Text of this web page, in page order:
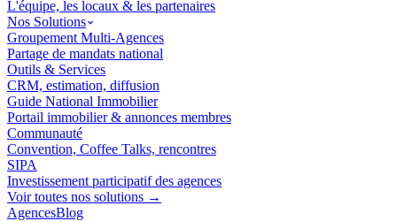
L'équipe, les locaux & les partenaires
Nos Solutions
Groupement Multi-Agences
Partage de mandats national
Outils & Services
CRM, estimation, diffusion
Guide National Immobilier
Portail immobilier & annonces membres
Communauté
Convention, Coffee Talks, rencontres
SIPA
Investissement participatif des agences
Voir toutes nos solutions →
AgencesBlog